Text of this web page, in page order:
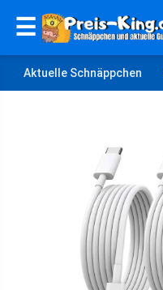
☰
Aktuelle Schnäppchen